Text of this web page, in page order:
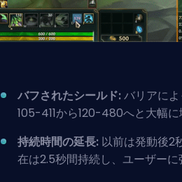
バフされたシールド:バリアによ
105-411から120-480へと大幅に
持続時間の延長: 以前は発動後2
在は2.5秒間持続し、ユーザーに